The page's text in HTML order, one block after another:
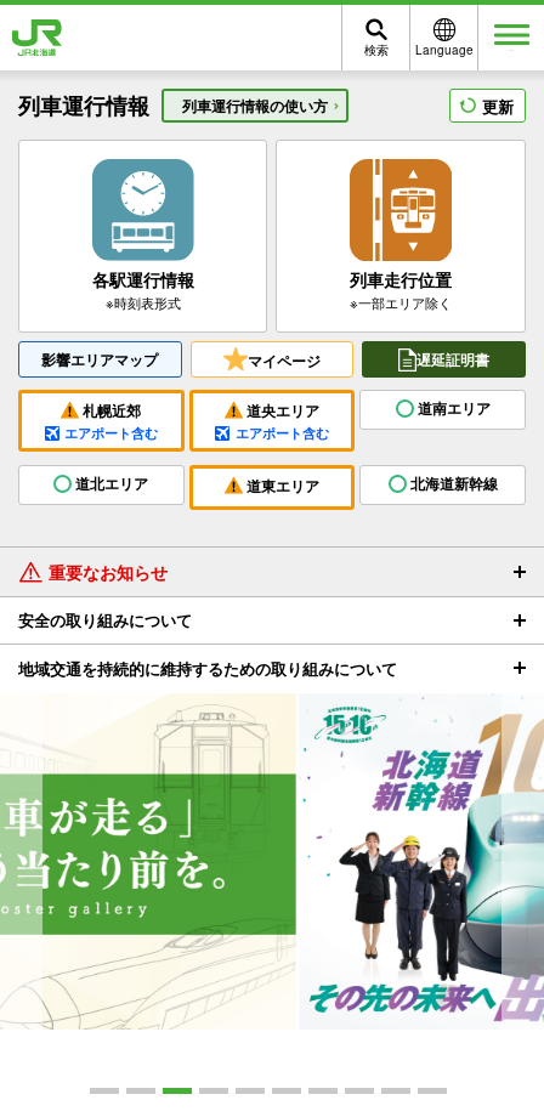
Language
検索
列車運行情報 列車運行情報の使い方 更新
各駅運行情報
※時刻表形式
列車走行位置
※一部エリア除く
影響エリアマップ マイページ 遅延証明書
札幌近郊
エアポート含む
道央エリア
エアポート含む
道南エリア
道北エリア 道東エリア 北海道新幹線
重要なお知らせ
安全の取り組みについて
地域交通を持続的に維持するための取り組みについて